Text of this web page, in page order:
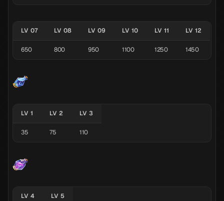
LV 07 LV 08 LV 09 LV 10 LV 11 LV 12
650 800 950 1100 1250 1450
LV 1 LV 2 LV 3
35 75 110
LV 4 LV 5